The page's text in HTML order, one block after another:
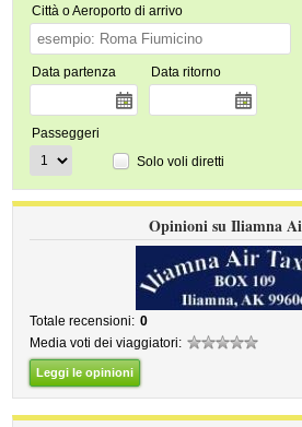
Città o Aeroporto di arrivo
Data partenza Data ritorno
Passeggeri
Solo voli diretti
Opinioni su Iliamna
Totale recensioni: 0
Media voti dei viaggiatori:
Leggi le opinioni